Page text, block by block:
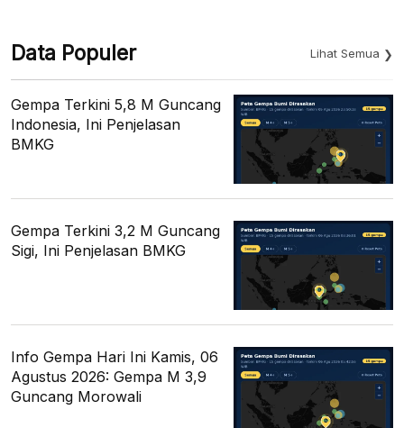
Data Populer Lihat Semua
Gempa Terkini 5,8 M Guncang
Indonesia, Ini Penjelasan
BMKG
Gempa Terkini 3,2 M Guncang
Sigi, Ini Penjelasan BMKG
Info Gempa Hari Ini Kamis, 06
Agustus 2026: Gempa M 3,9
Guncang Morowali